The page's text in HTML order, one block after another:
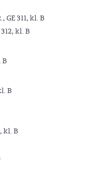
GE 311, kl. B
kl. B
B
B
kl. B